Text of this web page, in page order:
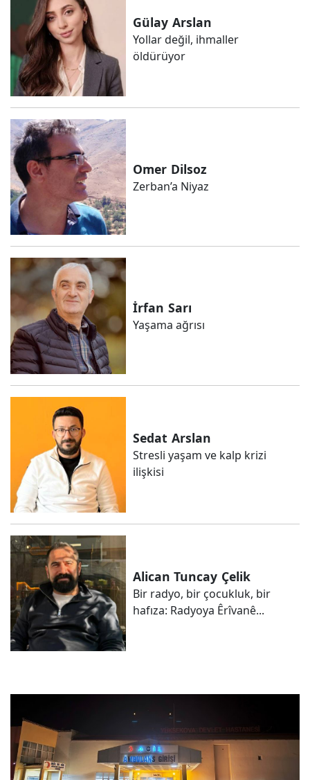
Gülay Arslan
Yollar değil, ihmaller
öldürüyor
Omer Dilsoz
Zerban’a Niyaz
İrfan Sarı
Yaşama ağrısı
Sedat Arslan
Stresli yaşam ve kalp krizi
ilişkisi
Alican Tuncay Çelik
Bir radyo, bir çocukluk, bir
hafıza: Radyoya Êrîvanê...